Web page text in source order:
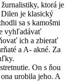
ktorá je
je klasický
sa s kamošmi
vyhľadávať
ich a zbierať
a A- akné. Za
On s ňou
urobila jeho. A